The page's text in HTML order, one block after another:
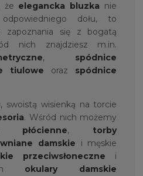
że elegancka bluzka nie
dołu, to
zapoznania się z bogatą
nich znajdziesz m.in.
, spódnice
tiulowe oraz spódnice
swoistą wisienką na torcie
. Wśród nich możemy
płócienne, torby
damskie i męskie
przeciwsłoneczne i
okulary damskie